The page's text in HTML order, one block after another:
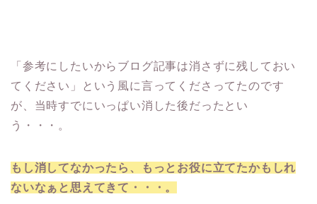
「参考にしたいからブログ記事は消さずに残しておい
てください」という風に言ってくださってたのです
が、当時すでにいっぱい消した後だったとい
う・・・。
もし消してなかったら、もっとお役に立てたかもしれ
ないなぁと思えてきて・・・。